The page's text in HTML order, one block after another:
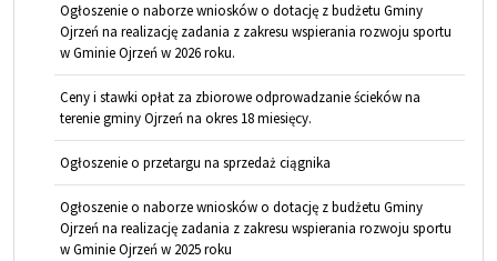
Ogłoszenie o naborze wniosków o dotację z budżetu Gminy
Ojrzeń na realizację zadania z zakresu wspierania rozwoju sportu
w Gminie Ojrzeń w 2026 roku.
Ceny i stawki opłat za zbiorowe odprowadzanie ścieków na
terenie gminy Ojrzeń na okres 18 miesięcy.
Ogłoszenie o przetargu na sprzedaż ciągnika
Ogłoszenie o naborze wniosków o dotację z budżetu Gminy
Ojrzeń na realizację zadania z zakresu wspierania rozwoju sportu
w Gminie Ojrzeń w 2025 roku